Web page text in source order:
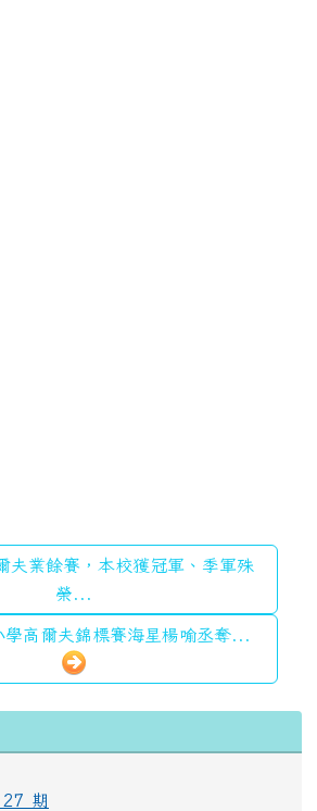
夫業餘賽，本校獲冠軍、季軍殊
榮...
高爾夫錦標賽海星楊喻丞奪...
27 期